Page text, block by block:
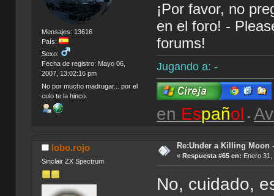
Mensajes: 13616
País:
Sexo:
Fecha de registro: Mayo 06,
2007, 13:02:16 pm
No por mucho madrugar... por el
culo te la hinco.
¡Por favor, no
en el foro! -
forums!
Jugando a: -
en Español -
lobo.rojo
Sinclair ZX Spectrum
Re:Under a Killing Moon
« Respuesta #65 en: Enero
No, cuidado,